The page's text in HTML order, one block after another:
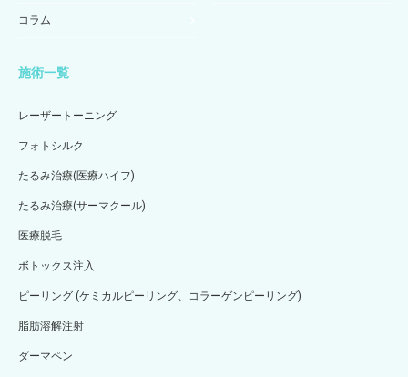
コラム
施術一覧
レーザートーニング
フォトシルク
たるみ治療(医療ハイフ)
たるみ治療(サーマクール)
医療脱毛
ボトックス注入
ピーリング (ケミカルピーリング、コラーゲンピーリング)
脂肪溶解注射
ダーマペン